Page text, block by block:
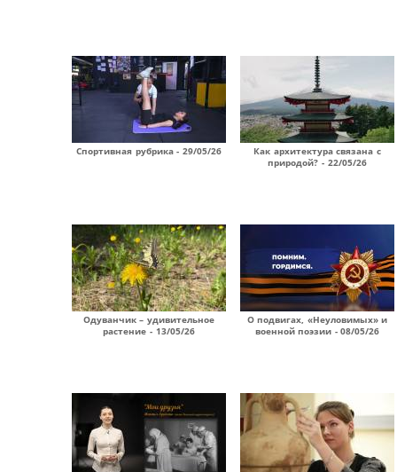
Спортивная рубрика - 29/05/26
Как архитектура связана с
природой? - 22/05/26
Одуванчик – удивительное
растение - 13/05/26
О подвигах, «Неуловимых» и
военной поэзии - 08/05/26